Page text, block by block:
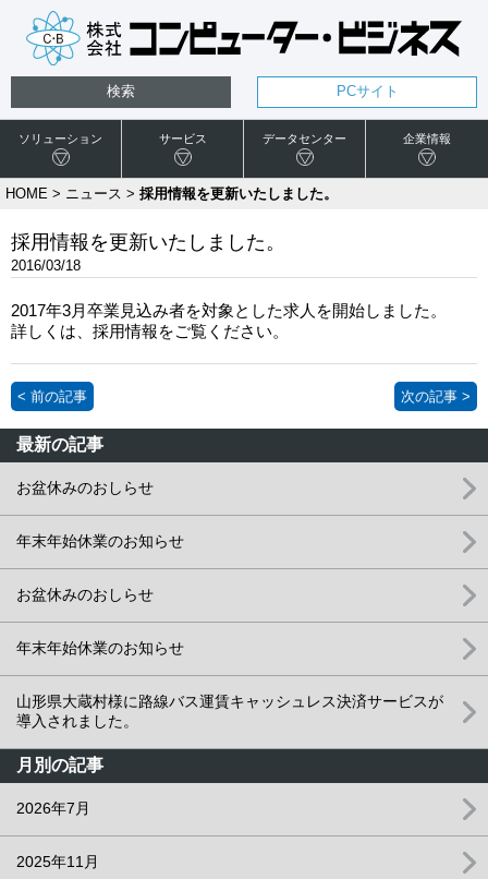
PCサイト
検索
ソリューション サービス データセンター 企業情報
HOME > ニュース > 採用情報を更新いたしました。
採用情報を更新いたしました。
2016/03/18
2017年3月卒業見込み者を対象とした求人を開始しました。
詳しくは、採用情報をご覧ください。
< 前の記事 次の記事 >
最新の記事
お盆休みのおしらせ
年末年始休業のお知らせ
お盆休みのおしらせ
年末年始休業のお知らせ
山形県大蔵村様に路線バス運賃キャッシュレス決済サービスが
導入されました。
月別の記事
2026年7月
2025年11月